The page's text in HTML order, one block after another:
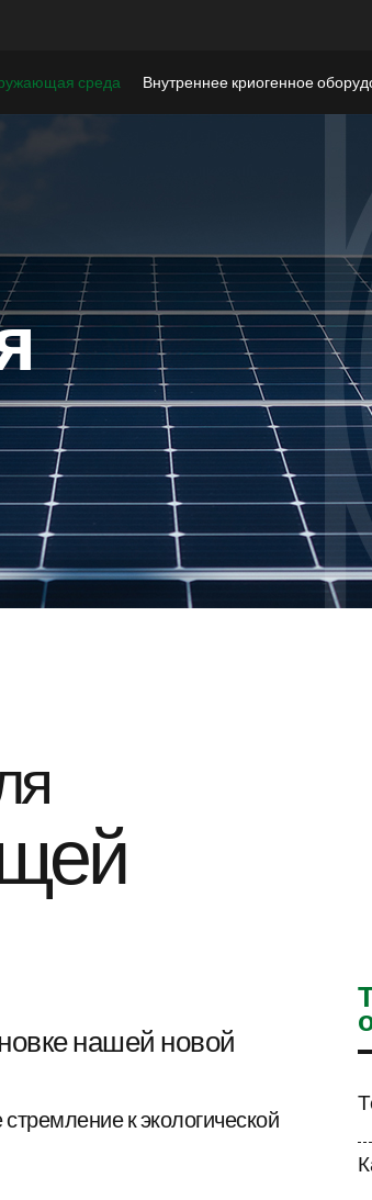
среда Внутреннее криогенное
нашей новой
к экологической